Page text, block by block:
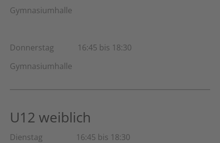
Gymnasiumhalle
Donnerstag 16:45 bis 18:30
Gymnasiumhalle
U12 weiblich
Dienstag 16:45 bis 18:30